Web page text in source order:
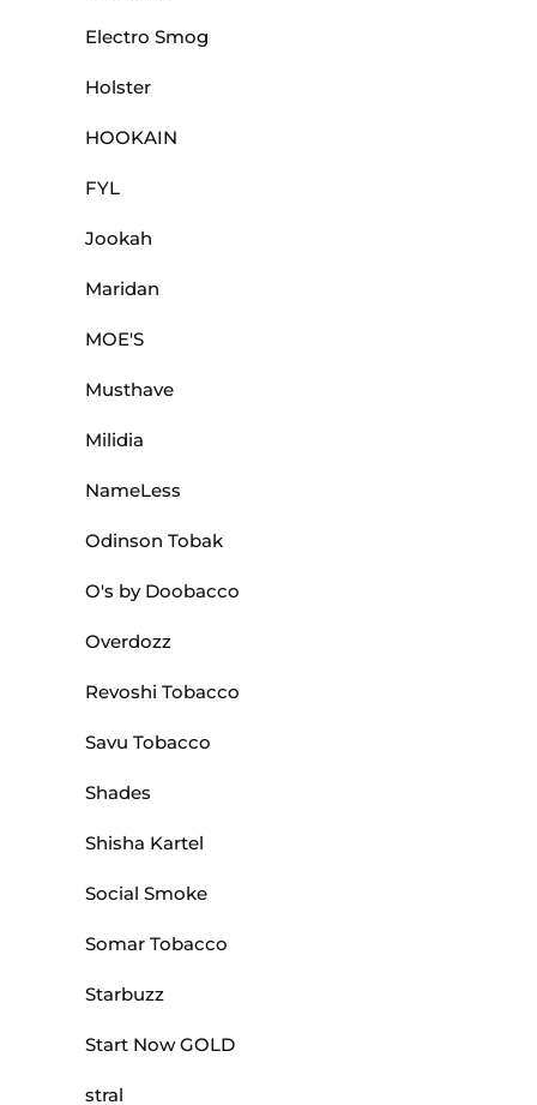
Electro Smog
Holster
HOOKAIN
FYL
Jookah
Maridan
MOE'S
Musthave
Milidia
NameLess
Odinson Tobak
O's by Doobacco
Overdozz
Revoshi Tobacco
Savu Tobacco
Shades
Shisha Kartel
Social Smoke
Somar Tobacco
Starbuzz
Start Now GOLD
stral